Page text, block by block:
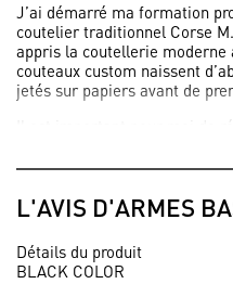
J’ai démarré ma formation
coutelier traditionnel Corse
appris la coutellerie moderne
couteaux custom naissent
jetés sur papiers avant de
importantes.
J’ai aujourd’hui la chance de
de ma passion grâce à toutes
même passion avec moi".
L'AVIS D'ARMES
Détails du produit
BLACK COLOR